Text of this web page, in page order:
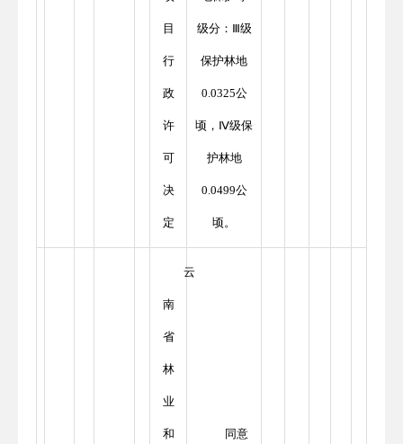
目
行
政
许
可
决
定
级分：Ⅲ级
保护林地
0.0325公
顷，Ⅳ级保
护林地
0.0499公
顷。
云
南
省
林
业
和 同意